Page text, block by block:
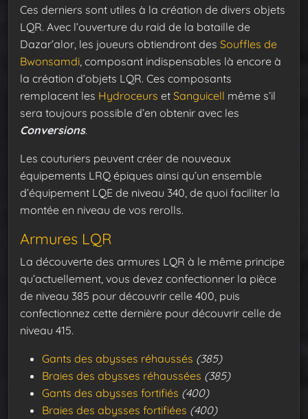
Ces derniers sont utiles à la création de divers objets
LQR. Avec l’ouverture du raid de la bataille de
Dazar’alor, les joueurs obtiendront des Souffles de
Bwonsamdi , composant indispensables là encore à
la création d’objets LQR. Ces composants
remplacent les Hydroceurs et Sanguicell même s’il
sera toujours possible d’en obtenir avec les
Conversions.
Les couturiers peuvent créer de nouveaux
équipements LRQ épiques ainsi qu’un ensemble
d’équipement LQE de niveau 340, de quoi faciliter la
montée en niveau de vos rerolls.
Armures LQR
La découverte des armures LQR à le même principe
qu’actuellement, vous devez confectionner la pièce
de niveau 385 pour découvrir celle 400, puis
confectionnez cette dernière pour découvrir celle de
niveau 415.
Gants des abysses réhaussés (385)
Braies des abysses réhaussées (385)
Gants des abysses fortifiés (400)
Braies des abysses fortifiées (400)